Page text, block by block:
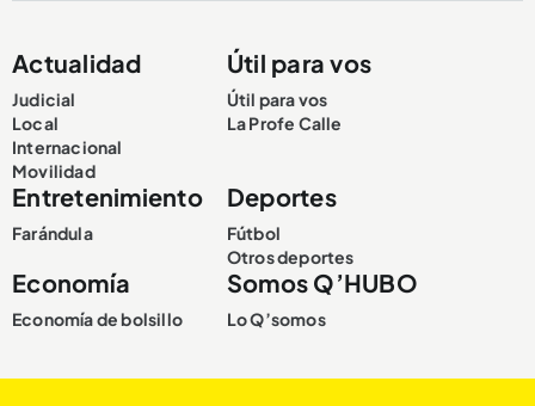
Actualidad
Judicial
Local
Internacional
Movilidad
Útil para vos
Útil para vos
La Profe Calle
Entretenimiento
Farándula
Deportes
Fútbol
Otros deportes
Economía
Economía de bolsillo
Somos Q’HUBO
Lo Q’somos